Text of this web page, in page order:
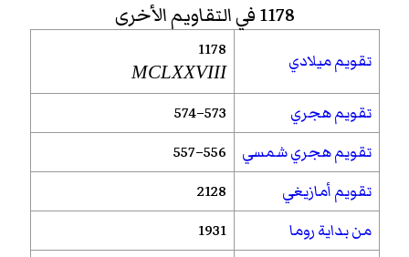
1178 في التقاويم الأخرى
تقويم ميلادي 1178
MCLXXVIII
تقويم هجري
573–574
تقويم هجري شمسي
556–557
تقويم أمازيغي
2128
من بداية روما
1931